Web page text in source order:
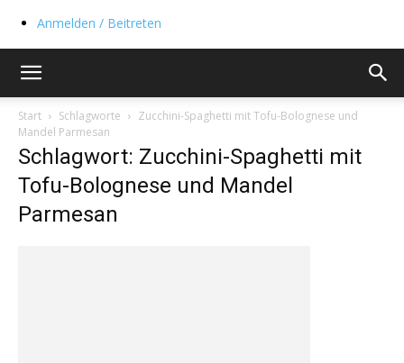
Anmelden / Beitreten
Start Schlagworte
Zucchini-Spaghetti mit Tofu-Bolognese und
Mandel Parmesan
Schlagwort: Zucchini-Spaghetti mit
Tofu-Bolognese und Mandel
Parmesan